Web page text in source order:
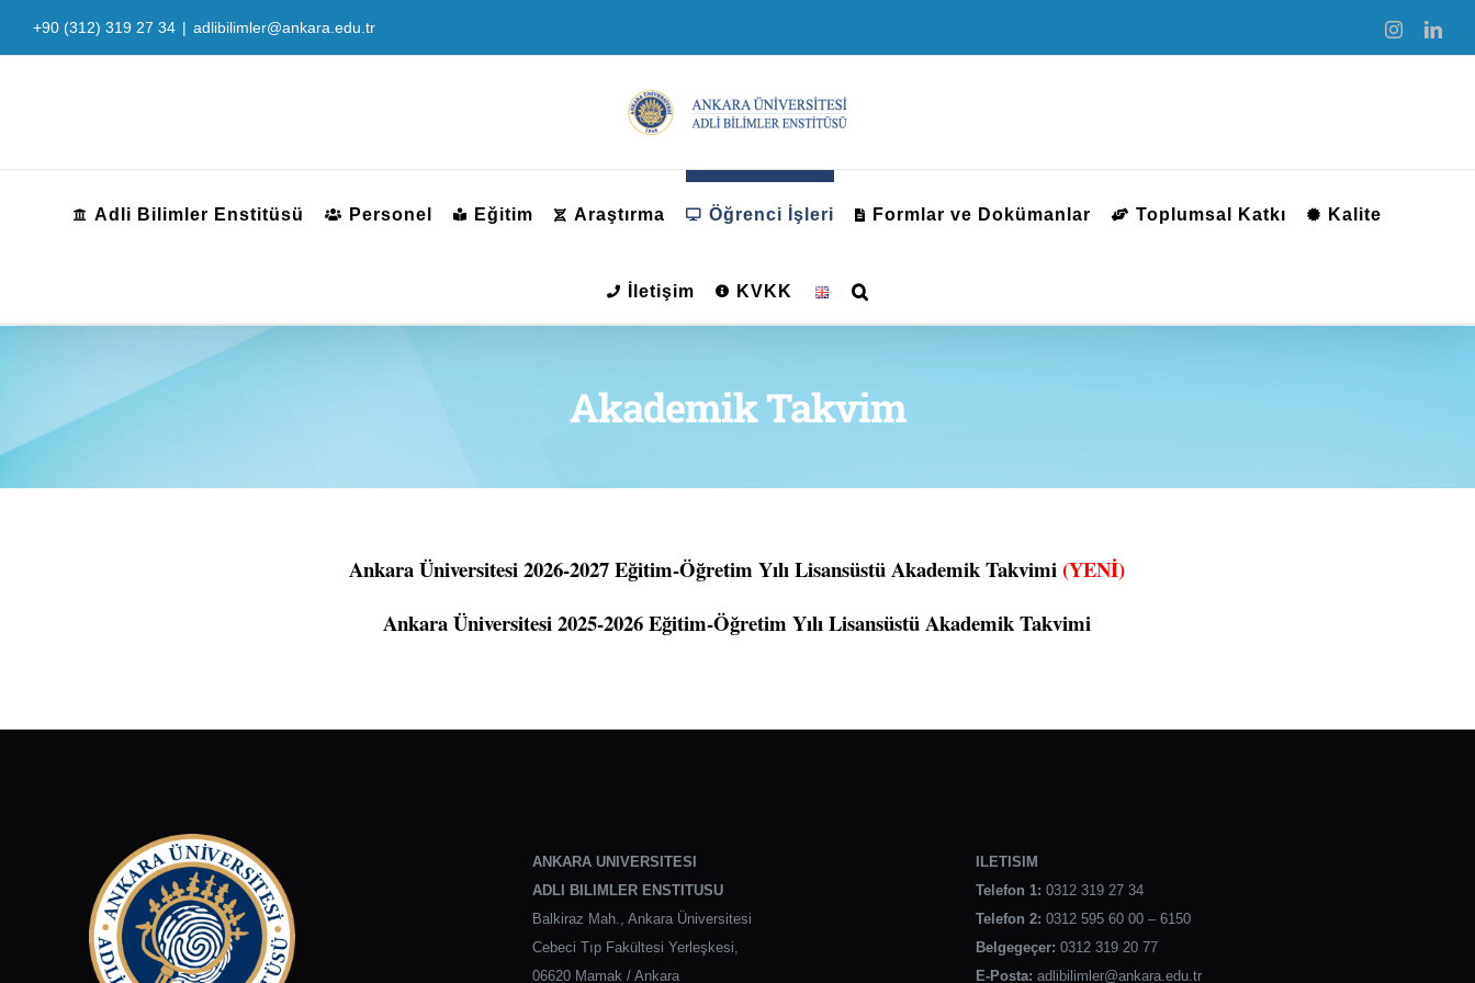
+90 (312) 319 27 34 | adlibilimler@ankara.edu.tr Instagram
Adli Bilimler Enstitüsü Personel Eğitim Araştırma Öğrenci İşleri Formlar ve Dokümanlar Toplumsal Katkı Kalite
İletişim KVKK
Akademik Takvim
Ankara Üniversitesi 2026-2027 Eğitim-Öğretim Yılı Lisansüstü Akademik Takvimi(YENİ)
Ankara Üniversitesi 2025-2026 Eğitim-Öğretim Yılı Lisansüstü Akademik Takvimi
ANKARA UNIVERSITESI
ADLI BILIMLER ENSTITUSU
Balkiraz Mah., Ankara Üniversitesi
Cebeci Tıp Fakültesi Yerleşkesi,
06620 Mamak / Ankara
ILETISIM
Telefon 1: 0312 319 27 34
Telefon 2: 0312 595 60 00 – 6150
Belgegeçer: 0312 319 20 77
E-Posta: adlibilimler@ankara.edu.tr